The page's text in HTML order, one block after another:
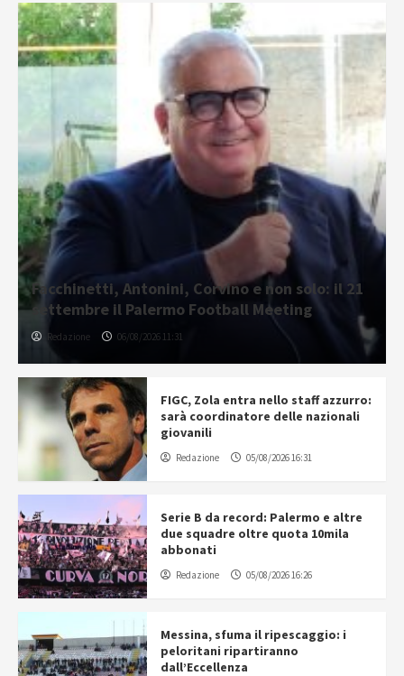
Facchinetti, Antonini, Corvino e non solo: il 21
settembre il Palermo Football Meeting
Redazione 06/08/2026 11:31
FIGC, Zola entra nello staff azzurro:
sarà coordinatore delle nazionali
giovanili
Redazione 05/08/2026 16:31
Serie B da record: Palermo e altre
due squadre oltre quota 10mila
abbonati
Redazione 05/08/2026 16:26
Messina, sfuma il ripescaggio: i
peloritani ripartiranno
dall’Eccellenza